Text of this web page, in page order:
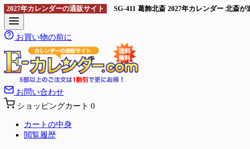
2027年カレンダーの通販サイト SG-411 葛飾北斎 2027年カレンダー 北斎
お買い物の前に
お問い合わせ
ショッピングカート 0
カートの中身
閲覧履歴